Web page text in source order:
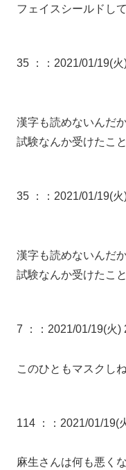
フェイスシールドし
35 ： ：2021/01/19(
漢字も読めないんだ
試験なんか受けたこ
35 ： ：2021/01/19(
漢字も読めないんだ
試験なんか受けたこ
7 ： ：2021/01/19(火
このひともマスクし
114 ： ：2021/01/19(
麻生さんは何も悪く